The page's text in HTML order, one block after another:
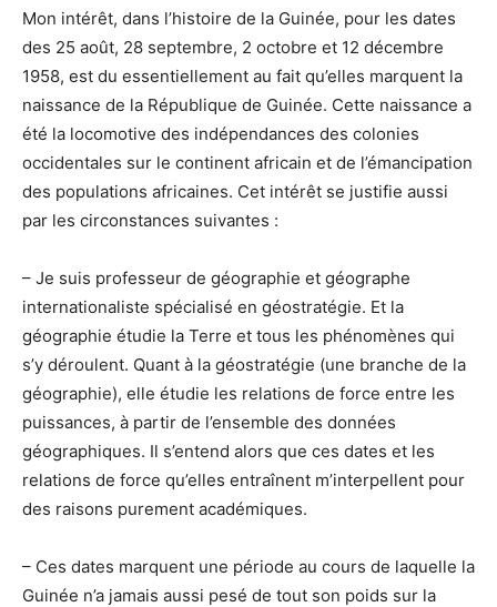
Mon intérêt, dans l’histoire de la Guinée, pour les dates
des 25 août, 28 septembre, 2 octobre et 12 décembre
1958, est du essentiellement au fait qu’elles marquent la
naissance de la République de Guinée. Cette naissance a
été la locomotive des indépendances des colonies
occidentales sur le continent africain et de l’émancipation
des populations africaines. Cet intérêt se justifie aussi
par les circonstances suivantes :
– Je suis professeur de géographie et géographe
internationaliste spécialisé en géostratégie. Et la
géographie étudie la Terre et tous les phénomènes qui
s’y déroulent. Quant à la géostratégie (une branche de la
géographie), elle étudie les relations de force entre les
puissances, à partir de l’ensemble des données
géographiques. Il s’entend alors que ces dates et les
relations de force qu’elles entraînent m’interpellent pour
des raisons purement académiques.
– Ces dates marquent une période au cours de laquelle la
Guinée n’a jamais aussi pesé de tout son poids sur la